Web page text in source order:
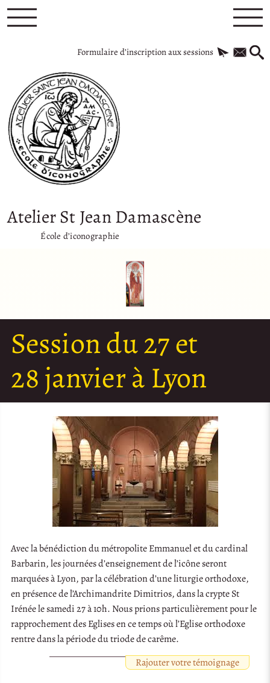
Formulaire d’inscription aux sessions
Atelier St Jean Damascène
École d’iconographie
Session du 27 et
28 janvier à Lyon
Avec la bénédiction du métropolite Emmanuel et du cardinal
Barbarin, les journées d’enseignement de l’icône seront
marquées à Lyon, par la célébration d’une liturgie orthodoxe,
en présence de l’Archimandrite Dimitrios, dans la crypte St
Irénée le samedi 27 à 10h. Nous prions particulièrement pour le
rapprochement des Eglises en ce temps où l’Eglise orthodoxe
rentre dans la période du triode de carême.
Rajouter votre témoignage